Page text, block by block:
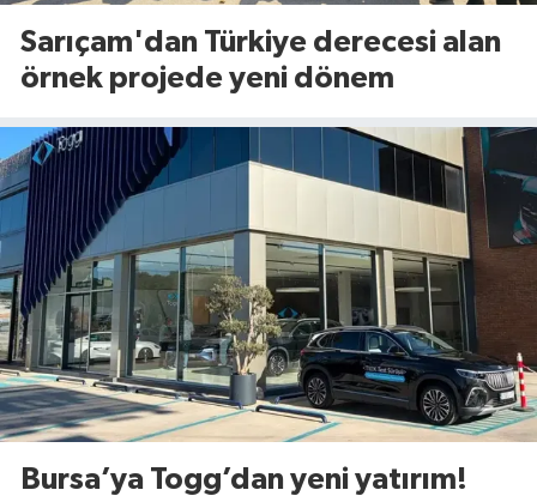
Sarıçam'dan Türkiye derecesi alan
örnek projede yeni dönem
Bursa’ya Togg’dan yeni yatırım!